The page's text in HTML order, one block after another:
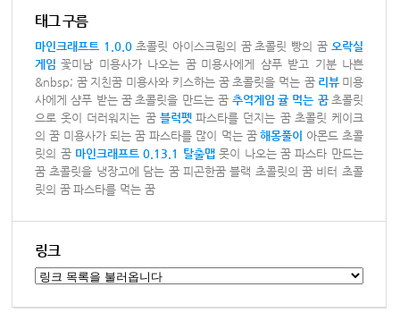
태그 구름
마인크래프트 1.0.0 초콜릿 아이스크림의 꿈 초콜릿 빵의 꿈 오락실
게임 꽃미남 미용사가 나오는 꿈 미용사에게 샴푸 받고 기분 나쁜
&nbsp; 꿈 지친꿈 미용사와 키스하는 꿈 초콜릿을 먹는 꿈 리뷰 미용
사에게 샴푸 받는 꿈 초콜릿을 만드는 꿈 추억게임 귤 먹는 꿈 초콜릿
으로 옷이 더러워지는 꿈 블럭펫 파스타를 던지는 꿈 초콜릿 케이크
의 꿈 미용사가 되는 꿈 파스타를 많이 먹는 꿈 해몽풀이 아몬드 초콜
릿의 꿈 마인크래프트 0.13.1 탈출맵 못이 나오는 꿈 파스타 만드는
꿈 초콜릿을 냉장고에 담는 꿈 피곤한꿈 블랙 초콜릿의 꿈 비터 초콜
릿의 꿈 파스타를 먹는 꿈
링크